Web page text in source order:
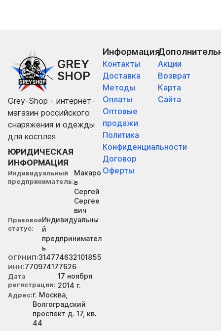
GREY
SHOP
Grey-Shop - интернет-
магазин российского
снаряжения и одежды
для косплея
ЮРИДИЧЕСКАЯ
ИНФОРМАЦИЯ
Индивидуальный
предприниматель
Макаро
в
Сергей
Сергее
вич
Правовой
статус
Индивидуальны
й
предпринимател
ь
ОГРНИП 314774632101855
ИНН 770974177626
Дата
регистрации
17 ноября
2014 г.
Адрес г. Москва,
Волгоградский
проспект д. 17, кв.
44
Информация
Контакты
Доставка
Методы
Оплаты
Оптовые
продажи
Политика
Конфиденциальности
Договор
Оферты
Акции
Возврат
Карта
Сайта